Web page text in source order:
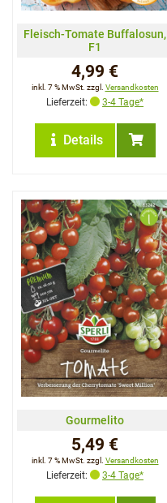
Fleisch-Tomate Buffalosun,
F1
4,99 €
inkl. 7 % MwSt. zzgl. Versandkosten
Lieferzeit: 3-4 Tage*
Details
Gourmelito
5,49 €
inkl. 7 % MwSt. zzgl. Versandkosten
Lieferzeit: 3-4 Tage*